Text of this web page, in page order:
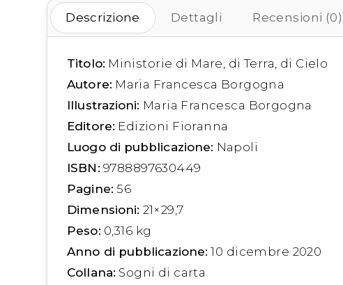
Descrizione Dettagli Recensioni (0)
Titolo: Ministorie di Mare, di Terra, di Cielo
Autore: Maria Francesca Borgogna
Illustrazioni: Maria Francesca Borgogna
Editore: Edizioni Fioranna
Luogo di pubblicazione: Napoli
ISBN: 9788897630449
Pagine: 56
Dimensioni: 21×29,7
Peso: 0,316 kg
Anno di pubblicazione: 10 dicembre 2020
Collana: Sogni di carta